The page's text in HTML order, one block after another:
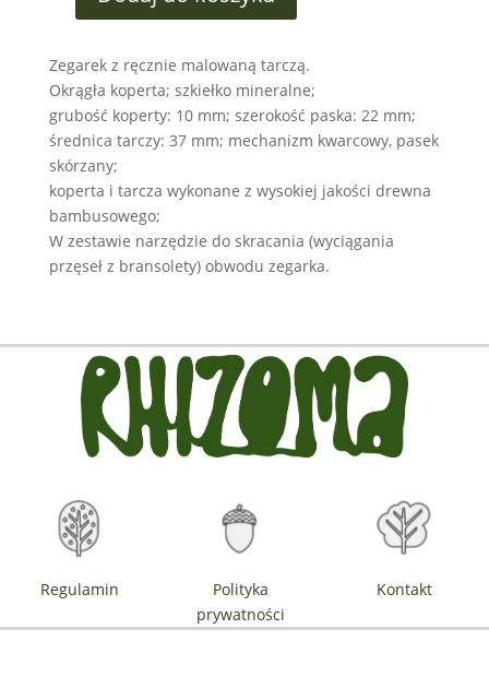
Zegarek z ręcznie malowaną tarczą.
Okrągła koperta; szkiełko mineralne;
grubość koperty: 10 mm; szerokość paska: 22 mm;
średnica tarczy: 37 mm; mechanizm kwarcowy, pasek
skórzany;
koperta i tarcza wykonane z wysokiej jakości drewna
bambusowego;
W zestawie narzędzie do skracania (wyciągania
przęseł z bransolety) obwodu zegarka.
Regulamin
Polityka
prywatności
Kontakt